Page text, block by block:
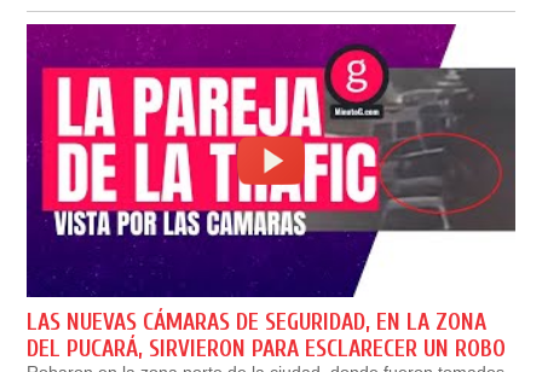
LAS NUEVAS CÁMARAS DE SEGURIDAD, EN LA ZONA
DEL PUCARÁ, SIRVIERON PARA ESCLARECER UN ROBO